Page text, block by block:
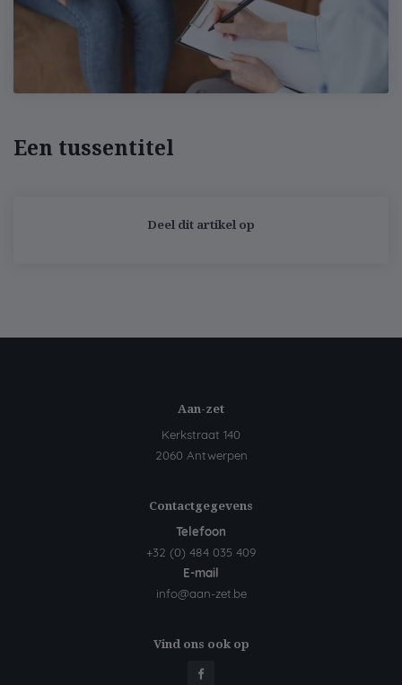
Een tussentitel
Deel dit artikel op
Aan-zet
Kerkstraat 140
2060 Antwerpen
Contactgegevens
Telefoon
+32 (0) 484 035 409
E-mail
info@aan-zet.be
Vind ons ook op